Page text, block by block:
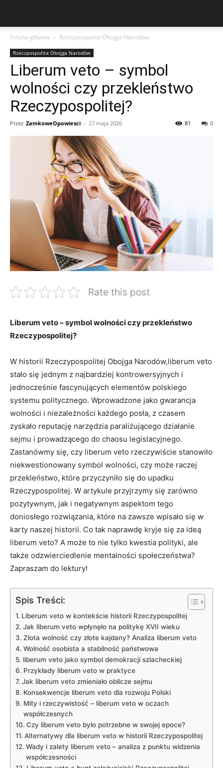
Strona główna Rzeczpospolita Obojga Narodów
Rzeczpospolita Obojga Narodów
Liberum veto – symbol
wolności czy przekleństwo
Rzeczypospolitej?
Przez ZamkoweOpowiesci - 27 maja 2026 0
81
Rate this post
Liberum veto – symbol wolności czy przekleństwo
Rzeczypospolitej?
W historii Rzeczypospolitej Obojga ⁤Narodów,liberum⁣ veto
stało się jednym z⁤ najbardziej⁤ kontrowersyjnych i ​
jednocześnie fascynujących ⁢elementów polskiego
systemu politycznego. ‌Wprowadzone jako‍ gwarancja
wolności i ⁣niezależności każdego ⁤posła, ⁢z czasem
zyskało reputację narzędzia paraliżującego działanie
sejmu i prowadzącego do chaosu legislacyjnego.
‌Zastanówmy się, czy liberum veto rzeczywiście stanowiło
niekwestionowany symbol ⁤wolności, czy może raczej
przekleństwo, które przyczyniło się do upadku⁣
Rzeczypospolitej. W⁤ artykule przyjrzymy się zarówno
pozytywnym, jak‍ i negatywnym aspektom tego‍
doniosłego rozwiązania, które na zawsze wpisało się w‌
karty ​naszej historii. Co tak naprawdę kryje się za‌ ideą
liberum veto?​ A może to nie⁣ tylko kwestia polityki, ale⁤
także‌ odzwierciedlenie mentalności społeczeństwa?
Zapraszam do lektury!
Spis Treści:
Liberum veto w kontekście historii ⁤Rzeczypospolitej
Jak liberum ‍veto wpłynęło‌ na politykę‍ XVII wieku
Złota wolność‍ czy złote​ kajdany? Analiza liberum veto
Wolność osobista a stabilność ​państwowa
liberum veto jako symbol demokracji szlacheckiej
Przykłady⁢ liberum veto w praktyce
Jak liberum veto zmieniało oblicze sejmu
Konsekwencje ‌liberum veto ⁤dla rozwoju Polski
Mity i rzeczywistość​ – liberum veto⁢ w oczach
współczesnych
Czy liberum veto było potrzebne w swojej ⁣epoce?
Alternatywy dla liberum veto w⁤ historii Rzeczypospolitej
Wady i zalety liberum veto – ⁤analiza z punktu widzenia
współczesności